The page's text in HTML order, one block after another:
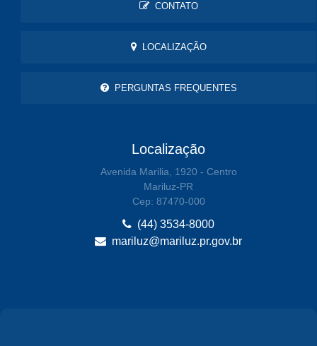
CONTATO
LOCALIZAÇÃO
PERGUNTAS FREQUENTES
Localização
Avenida Marilia, 1920 - Centro
Mariluz-PR
Cep: 87470-000
(44) 3534-8000
mariluz@mariluz.pr.gov.br